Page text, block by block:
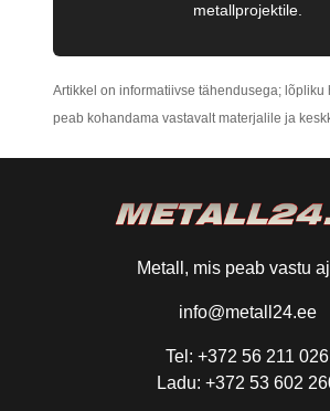
metallprojektile.
Artikkel on informatiivse tähendusega; lõpliku
peab kohandama vastavalt materjalile ja
Metall, mis peab vastu
info@metall24.ee
Tel: +372 56 211 026
Ladu: +372 53 602